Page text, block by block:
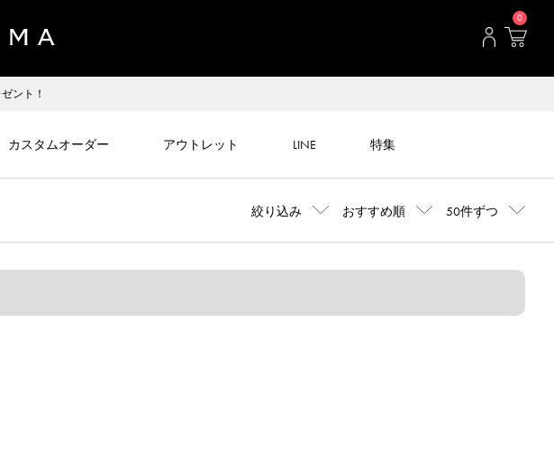
0
ント！
カスタムオーダー アウトレット LINE 特集
絞り込み おすすめ順 50件ずつ